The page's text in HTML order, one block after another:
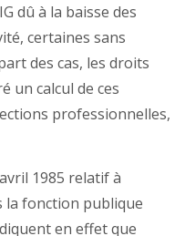
dû à la baisse des
certaines sans
des cas, les droits
un calcul de ces
professionnelles,
1985 relatif à
la fonction publique
en effet que